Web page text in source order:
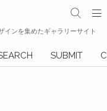
インを集めたギャラリーサイト
SUBMIT